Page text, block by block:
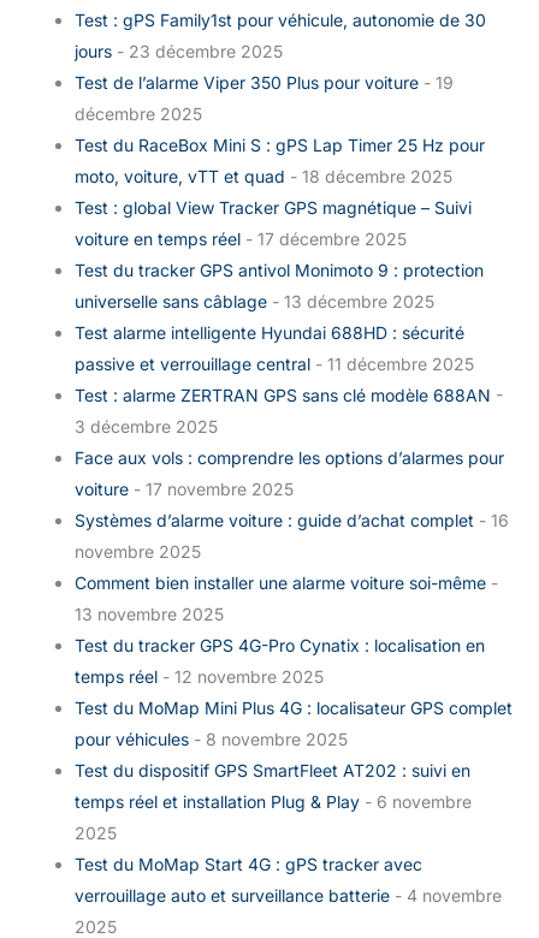
Test : gPS Family1st pour véhicule, autonomie de 30
jours - 23 décembre 2025
Test de l’alarme Viper 350 Plus pour voiture - 19
décembre 2025
Test du RaceBox Mini S : gPS Lap Timer 25 Hz pour
moto, voiture, vTT et quad - 18 décembre 2025
Test : global View Tracker GPS magnétique – Suivi
voiture en temps réel - 17 décembre 2025
Test du tracker GPS antivol Monimoto 9 : protection
universelle sans câblage - 13 décembre 2025
Test alarme intelligente Hyundai 688HD : sécurité
passive et verrouillage central - 11 décembre 2025
Test : alarme ZERTRAN GPS sans clé modèle 688AN -
3 décembre 2025
Face aux vols : comprendre les options d’alarmes pour
voiture - 17 novembre 2025
Systèmes d’alarme voiture : guide d’achat complet - 16
novembre 2025
Comment bien installer une alarme voiture soi-même -
13 novembre 2025
Test du tracker GPS 4G-Pro Cynatix : localisation en
temps réel - 12 novembre 2025
Test du MoMap Mini Plus 4G : localisateur GPS complet
pour véhicules - 8 novembre 2025
Test du dispositif GPS SmartFleet AT202 : suivi en
temps réel et installation Plug & Play - 6 novembre
2025
Test du MoMap Start 4G : gPS tracker avec
verrouillage auto et surveillance batterie - 4 novembre
2025